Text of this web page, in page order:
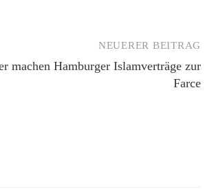
NEUERER BEITRAG
machen Hamburger Islamverträge zur
Farce